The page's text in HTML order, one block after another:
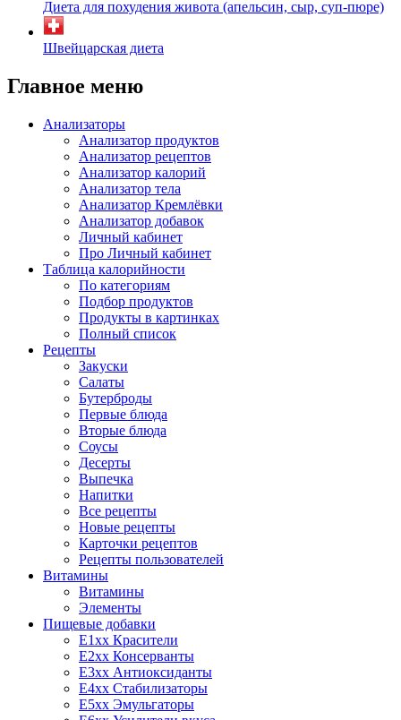
Диета для похудения живота (апельсин, сыр, суп-пюре)
Швейцарская диета
Главное меню
Анализаторы
Анализатор продуктов
Анализатор рецептов
Анализатор калорий
Анализатор тела
Анализатор Кремлёвки
Анализатор добавок
Личный кабинет
Про Личный кабинет
Таблица калорийности
По категориям
Подбор продуктов
Продукты в картинках
Полный список
Рецепты
Закуски
Салаты
Бутерброды
Первые блюда
Вторые блюда
Соусы
Десерты
Выпечка
Напитки
Все рецепты
Новые рецепты
Карточки рецептов
Рецепты пользователей
Витамины
Витамины
Элементы
Пищевые добавки
E1xx Красители
E2xx Консерванты
E3xx Антиоксиданты
E4xx Стабилизаторы
E5xx Эмульгаторы